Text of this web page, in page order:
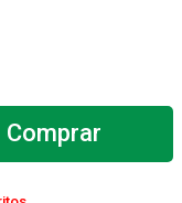
Comprar